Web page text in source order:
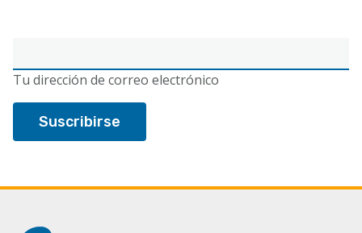
electrónico
Tu dirección de correo electrónico